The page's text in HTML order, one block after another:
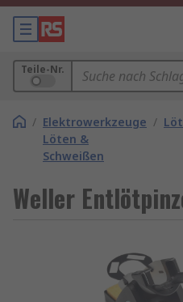
Teile-Nr.
/ Elektrowerkzeuge
Löten &
Schweißen
/
Weller